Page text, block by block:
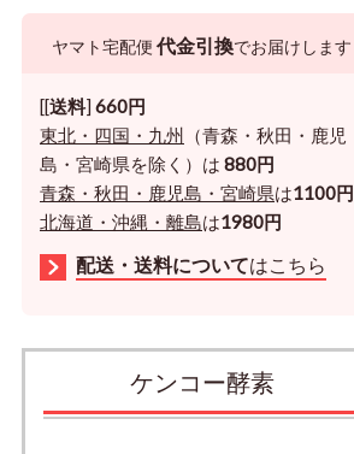
ヤマト宅配便 代金引換でお届けします
[[送料] 660円
東北・四国・九州 （青森・秋田・鹿児
島・宮崎県を除く）は 880円
青森・秋田・鹿児島・宮崎県は1100円
北海道・沖縄・離島は1980円
配送・送料についてはこちら
ケンコー酵素